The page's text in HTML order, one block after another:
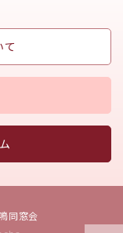
て
同窓会